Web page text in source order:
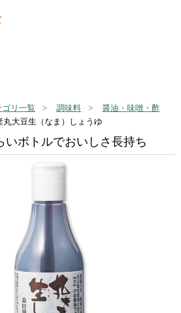
ゴリ一覧 調味料
醤油・味噌・酢
大豆生（なま）しょうゆ
いボトルでおいしさ長持ち